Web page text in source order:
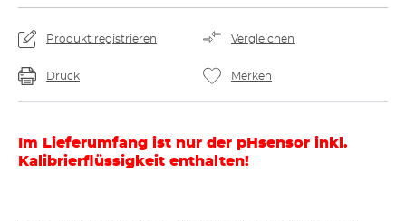
Produkt registrieren Vergleichen
Druck Merken
Im Lieferumfang ist nur der pHsensor inkl.
Kalibrierflüssigkeit enthalten!